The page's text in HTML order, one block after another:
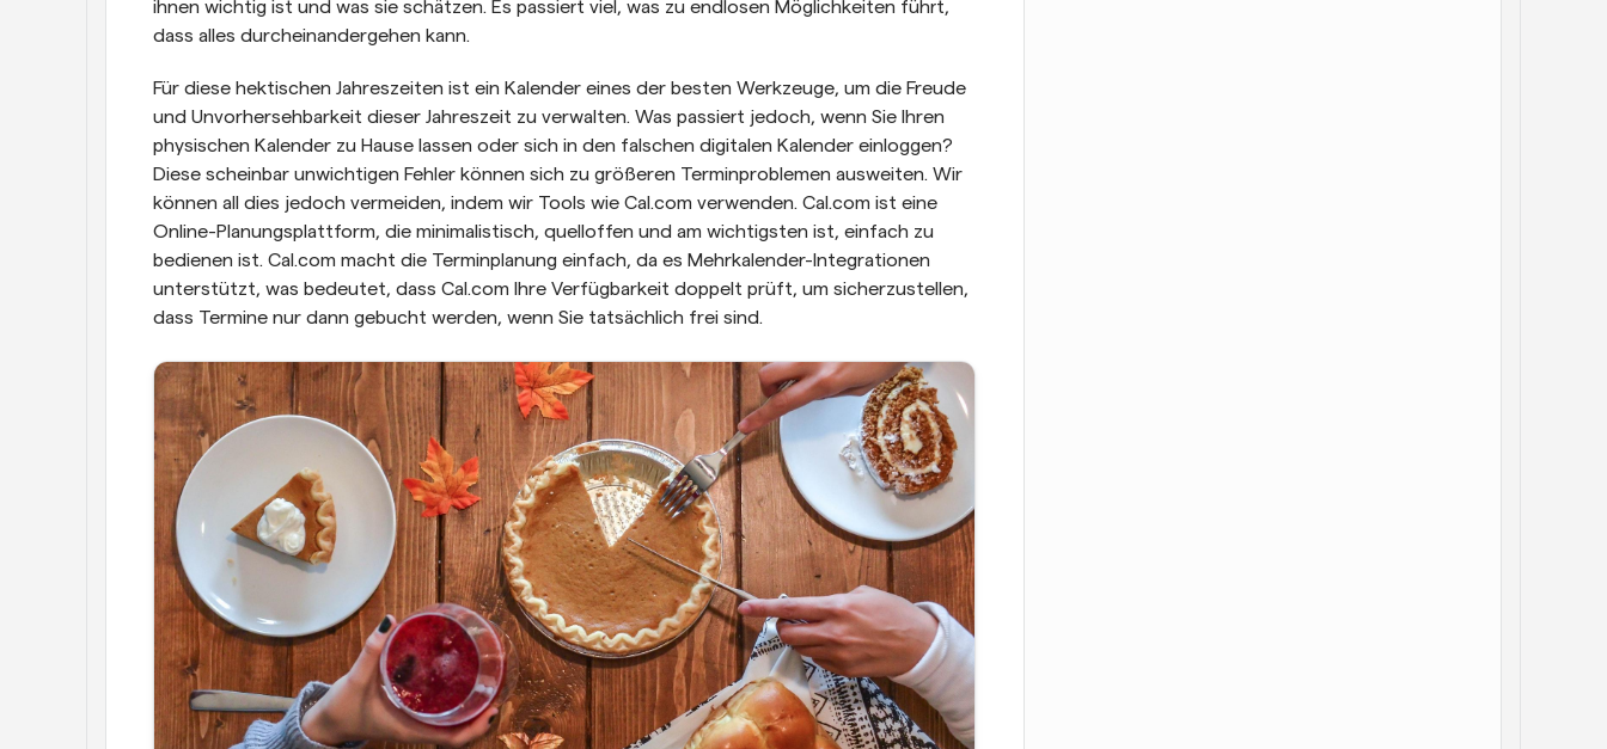
ihnen wichtig ist und was sie schätzen. Es passiert viel, was zu endlosen Möglichkeiten führt,
dass alles durcheinandergehen kann.
Für diese hektischen Jahreszeiten ist ein Kalender eines der besten Werkzeuge, um die Freude
und Unvorhersehbarkeit dieser Jahreszeit zu verwalten. Was passiert jedoch, wenn Sie Ihren
physischen Kalender zu Hause lassen oder sich in den falschen digitalen Kalender einloggen?
Diese scheinbar unwichtigen Fehler können sich zu größeren Terminproblemen ausweiten. Wir
können all dies jedoch vermeiden, indem wir Tools wie Cal.com verwenden. Cal.com ist eine
Online-Planungsplattform, die minimalistisch, quelloffen und am wichtigsten ist, einfach zu
bedienen ist. Cal.com macht die Terminplanung einfach, da es Mehrkalender-Integrationen
unterstützt, was bedeutet, dass Cal.com Ihre Verfügbarkeit doppelt prüft, um sicherzustellen,
dass Termine nur dann gebucht werden, wenn Sie tatsächlich frei sind.